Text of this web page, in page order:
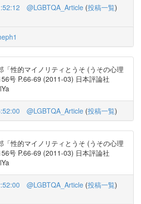
@LGBTQA_Article (投稿一覧)
「性的マイノリティとうそ (うその心理
号 P.66-69 (2011-03) 日本評論社
@LGBTQA_Article (投稿一覧)
「性的マイノリティとうそ (うその心理
号 P.66-69 (2011-03) 日本評論社
@LGBTQA_Article (投稿一覧)